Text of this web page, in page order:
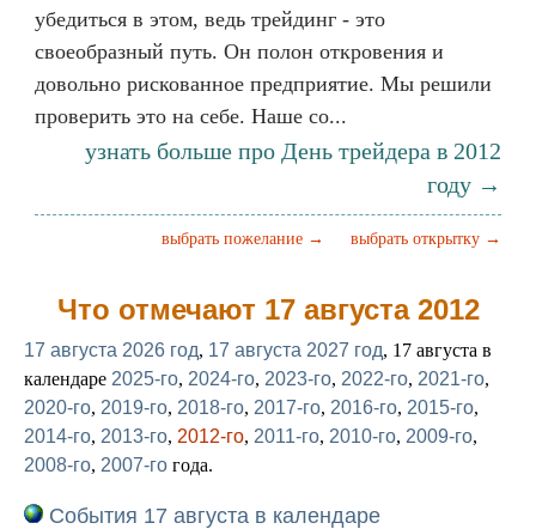
убедиться в этом, ведь трейдинг - это
своеобразный путь. Он полон откровения и
довольно рискованное предприятие. Мы решили
проверить это на себе. Наше со...
узнать больше про День трейдера в 2012
году →
выбрать открытку →
выбрать пожелание →
Что отмечают 17 августа 2012
17 августа 2026 год, 17 августа 2027 год, 17 августа в
календаре 2025-го, 2024-го, 2023-го, 2022-го, 2021-го,
2020-го, 2019-го, 2018-го, 2017-го, 2016-го, 2015-го,
2014-го, 2013-го, 2012-го, 2011-го, 2010-го, 2009-го,
2008-го, 2007-го года.
События 17 августа в календаре